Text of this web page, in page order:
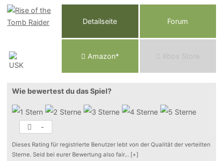
Detailseite Forum
Amazon* Xbox Store
Wie bewertest du das Spiel?
-
Dieses Rating für registrierte Benutzer lebt von der Qualität der verteilten
Sterne. Seid bei eurer Bewertung also fair... [+]